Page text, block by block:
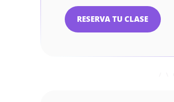
RESERVA TU CLASE